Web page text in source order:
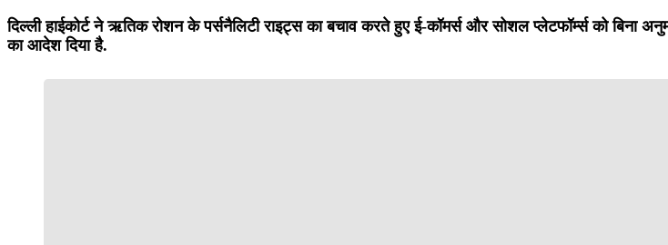
दिल्ली हाईकोर्ट ने ऋतिक रोशन के पर्सनैलिटी राइट्स का बचाव करते हुए ई-कॉमर्स और सोशल प्लेटफॉर्म्स को बिना
का आदेश दिया है.